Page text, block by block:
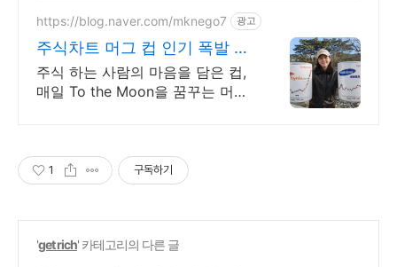
https://blog.naver.com/mknego7 광고
주식차트 머그 컵 인기 폭발 내
일은 오늘보다 조금더 높이
주식 하는 사람의 마음을 담은 컵,
매일 To the Moon을 꿈꾸는 머그
1 구독하기
'get rich' 카테고리의 다른 글